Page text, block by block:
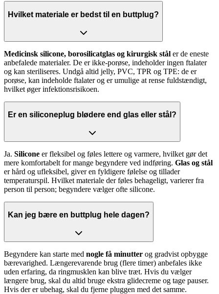
Hvilket materiale er bedst til en buttplug?
Medicinsk silicone, borosilicatglas og kirurgisk stål er de eneste
anbefalede materialer. De er ikke-porøse, indeholder ingen ftalater
og kan steriliseres. Undgå altid jelly, PVC, TPR og TPE: de er
porøse, kan indeholde ftalater og er umulige at rense fuldstændigt,
hvilket øger infektionsrisikoen.
Er en siliconeplug blødere end glas eller stål?
Ja. Silicone er fleksibel og føles lettere og varmere, hvilket gør det
mere komfortabelt for mange begyndere ved indføring. Glas og stål
er hård og ufleksibel, giver en fyldigere følelse og tillader
temperaturspil. Hvilket materiale der føles behageligt, varierer fra
person til person; begyndere vælger ofte silicone.
Kan jeg bære en buttplug hele dagen?
Begyndere kan starte med nogle få minutter og gradvist opbygge
bærevarighed. Længerevarende brug (flere timer) anbefales ikke
uden erfaring, da ringmusklen kan blive træt. Hvis du vælger
længere brug, skal du altid bruge ekstra glidecreme og tage pauser.
Hvis der er ubehag, skal du fjerne pluggen med det samme.